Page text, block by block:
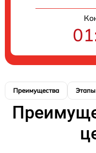
Преимущества